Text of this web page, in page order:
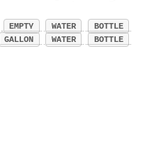
EMPTY WATER
BOTTLE
GALLON WATER BOTTLE